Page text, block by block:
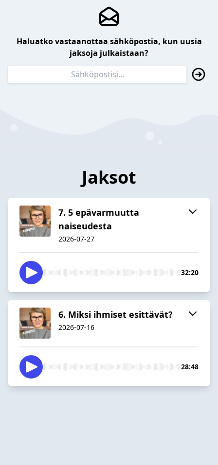
Haluatko vastaanottaa sähköpostia, kun uusia
jaksoja julkaistaan?
Jaksot
7. 5 epävarmuutta
naiseudesta
2026-07-27
32:20
6. Miksi ihmiset esittävät?
2026-07-16
28:48